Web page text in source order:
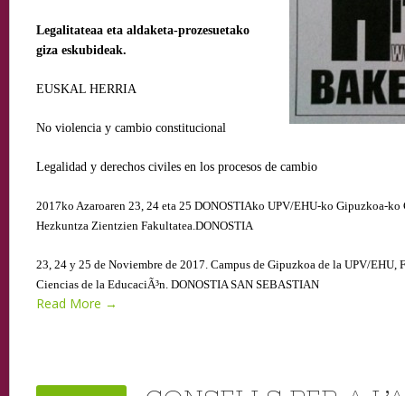
Legalitateaa eta aldaketa-prozesuetako
giza eskubideak.
EUSKAL HERRIA
No violencia y cambio constitucional
Legalidad y derechos civiles en los procesos de cambio
2017ko Azaroaren 23, 24 eta 25 DONOSTIAko UPV/EHU-ko Gipuzkoa-ko
Hezkuntza Zientzien Fakultatea.DONOSTIA
23, 24 y 25 de Noviembre de 2017. Campus de Gipuzkoa de la UPV/EHU,
Ciencias de la EducaciÃ³n. DONOSTIA SAN SEBASTIAN
Read More →